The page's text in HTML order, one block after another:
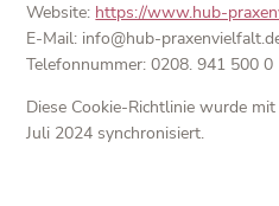
Website: https://www.hub-
E-Mail: info@hub-
Telefonnummer: 0208. 941 500 0
Diese Cookie-Richtlinie wurde
Juli 2024 synchronisiert.